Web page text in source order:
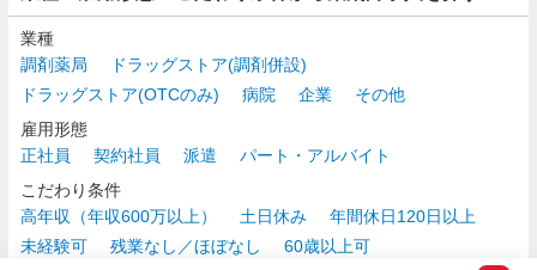
業種
調剤薬局
ドラッグストア(調剤併設)
ドラッグストア(OTCのみ)
病院 企業
その他
雇用形態
正社員
契約社員 派遣
パート・アルバイト
こだわり条件
高年収（年収600万以上）
土日休み
年間休日120日以上
未経験可
残業なし／ほぼなし
60歳以上可